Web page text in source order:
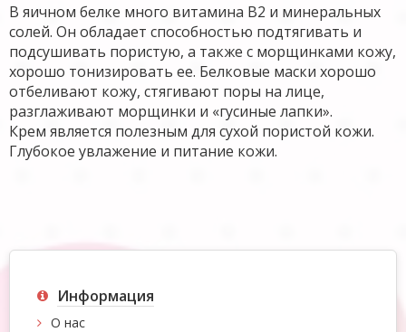
В яичном белке много витамина В2 и минеральных
солей. Он обладает способностью подтягивать и
подсушивать пористую, а также с морщинками кожу,
хорошо тонизировать ее. Белковые маски хорошо
отбеливают кожу, стягивают поры на лице,
разглаживают морщинки и «гусиные лапки».
Крем является полезным для сухой пористой кожи.
Глубокое увлажение и питание кожи.
Информация
О нас